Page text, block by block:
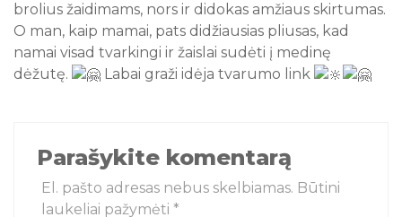
brolius žaidimams, nors ir didokas amžiaus skirtumas.
O man, kaip mamai, pats didžiausias pliusas, kad
namai visad tvarkingi ir žaislai sudėti į medinę
dėžutę.
Labai graži idėja tvarumo link
Parašykite komentarą
El. pašto adresas nebus skelbiamas. Būtini
laukeliai pažymėti *